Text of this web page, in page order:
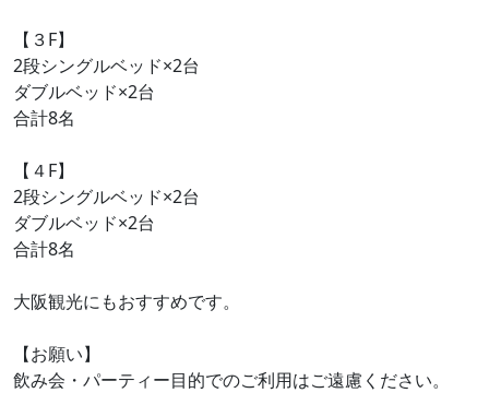
【３F】
2段シングルベッド×2台
ダブルベッド×2台
合計8名
【４F】
2段シングルベッド×2台
ダブルベッド×2台
合計8名
大阪観光にもおすすめです。
【お願い】
飲み会・パーティー目的でのご利用はご遠慮ください。